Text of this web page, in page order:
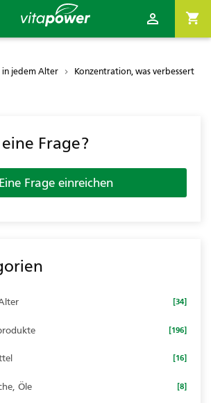
shopping_cart

in jedem Alter
Konzentration, was verbessert
Frage?
Eine Frage einreichen
[34]
[196]
[16]
Öle [8]